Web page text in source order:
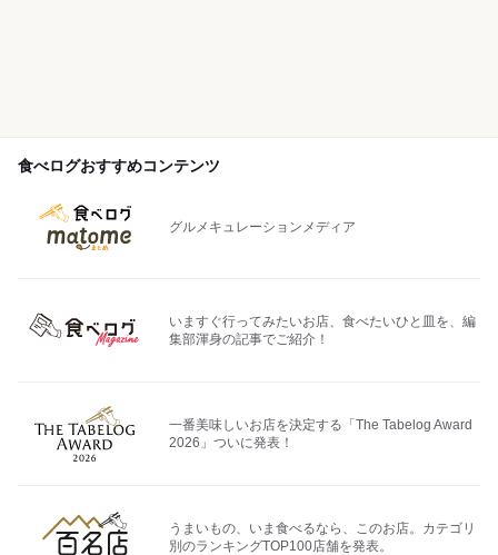
食べログおすすめコンテンツ
グルメキュレーションメディア
いますぐ行ってみたいお店、食べたいひと皿を、編
集部渾身の記事でご紹介！
一番美味しいお店を決定する「The Tabelog Award
2026」ついに発表！
うまいもの、いま食べるなら、このお店。カテゴリ
別のランキングTOP100店舗を発表。